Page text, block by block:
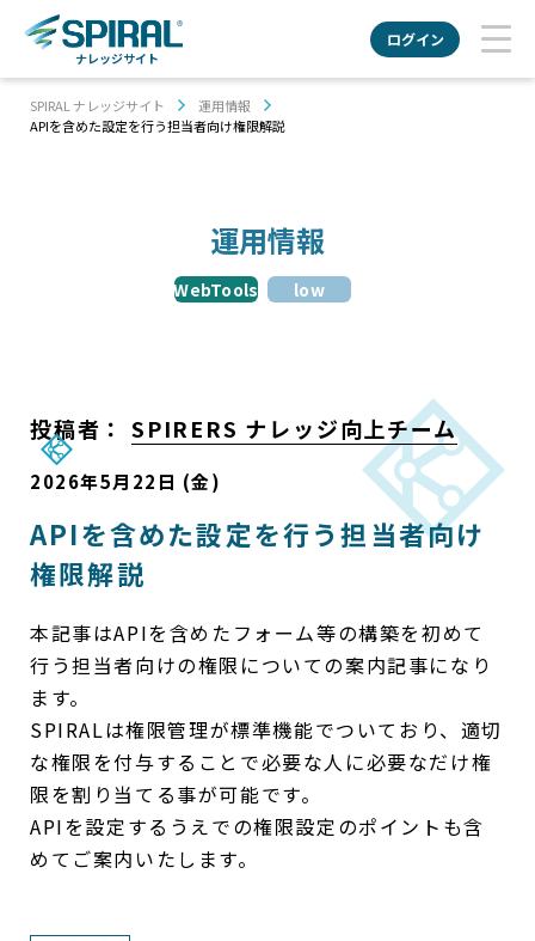
ナレッジサイト
ログイン
SPIRAL ナレッジサイト
運用情報
APIを含めた設定を行う担当者向け権限解説
運用情報
WebTools low
投稿者： SPIRERS ナレッジ向上チーム
2026年5月22日 (金)
APIを含めた設定を行う担当者向け
権限解説
本記事はAPIを含めたフォーム等の構築を初めて
行う担当者向けの権限についての案内記事になり
ます。
SPIRALは権限管理が標準機能でついており、適切
な権限を付与することで必要な人に必要なだけ権
限を割り当てる事が可能です。
APIを設定するうえでの権限設定のポイントも含
めてご案内いたします。